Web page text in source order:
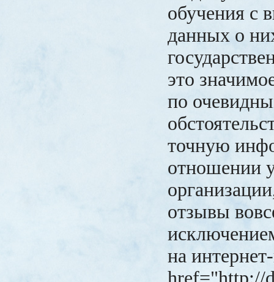
обучения с
данных о
это
по
точную
отношении
отзывы
на